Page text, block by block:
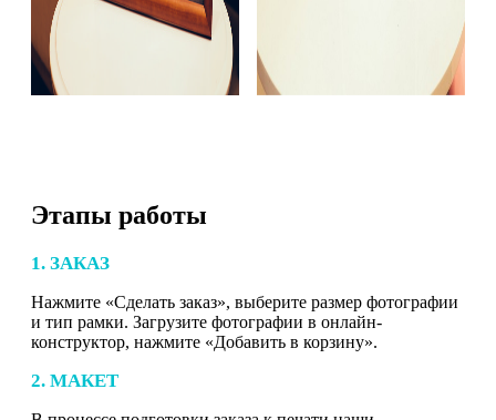
Этапы работы
1. ЗАКАЗ
Нажмите «Сделать заказ», выберите размер фотографии
и тип рамки. Загрузите фотографии в онлайн-
конструктор, нажмите «Добавить в корзину».
2. МАКЕТ